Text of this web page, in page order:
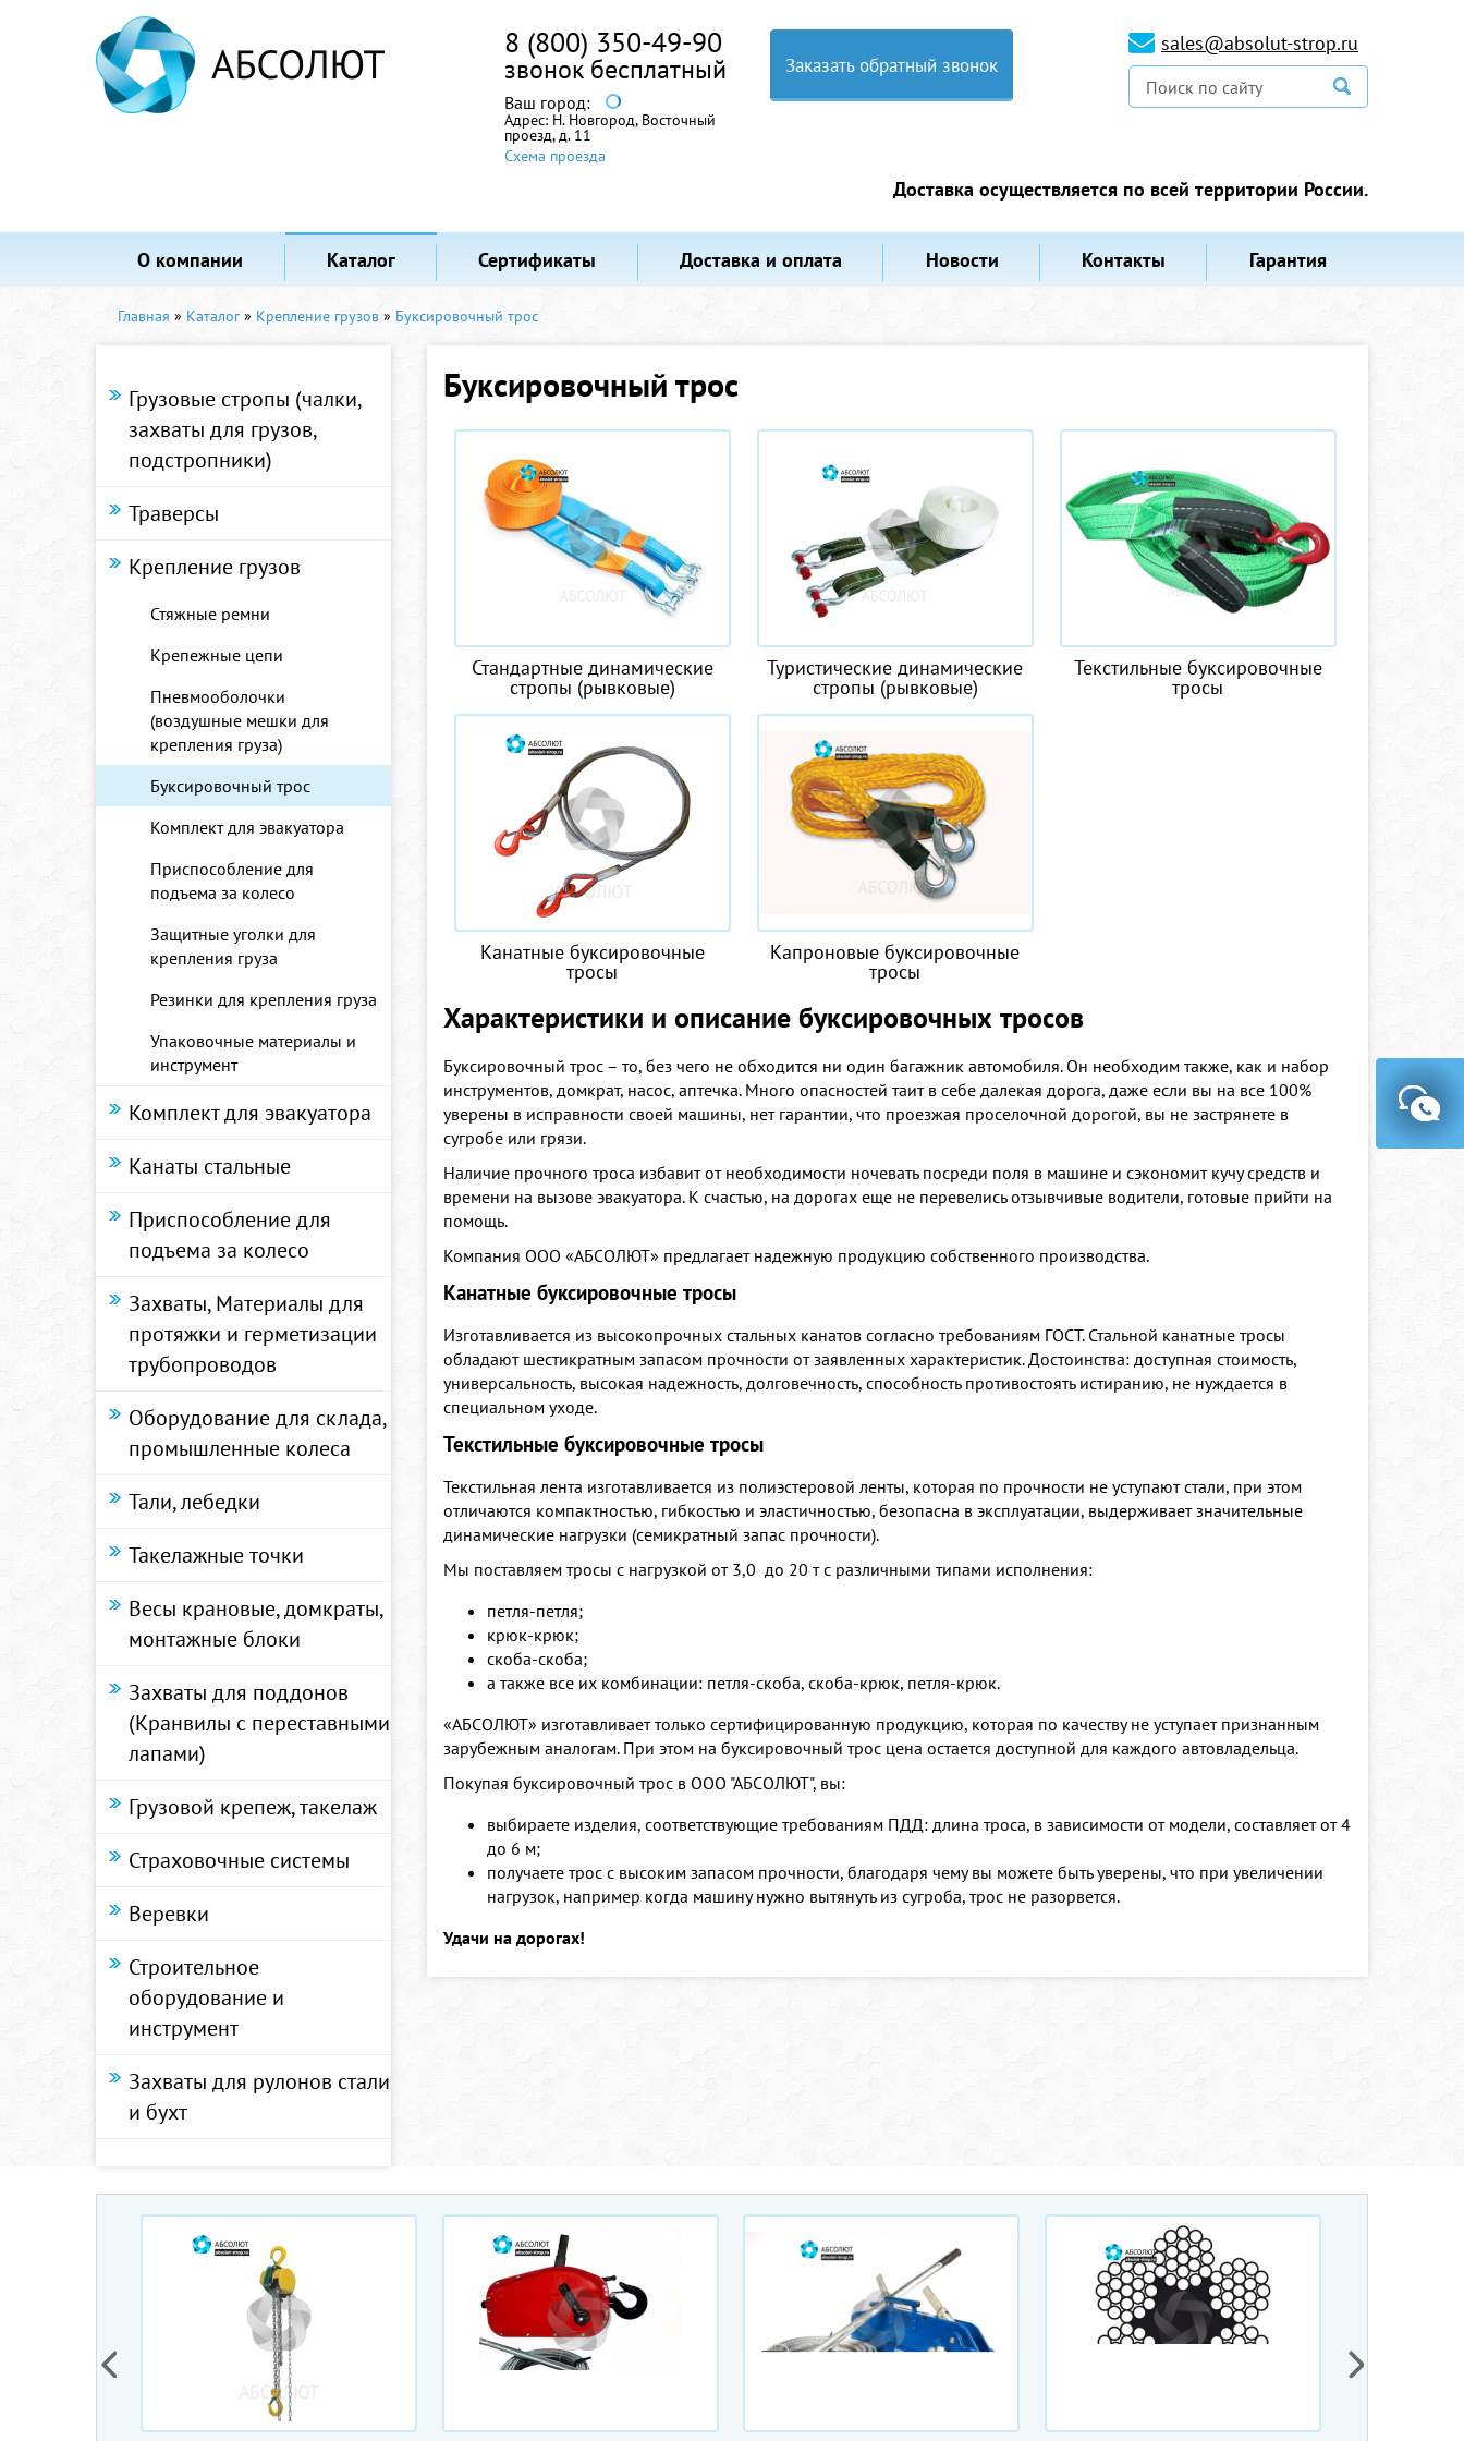
8 (800) 350-49-90
звонок бесплатный
Ваш город:
Адрес: Н. Новгород, Восточный
проезд, д. 11
Схема проезда
Заказать обратный звонок
sales@absolut-strop.ru
Доставка осуществляется по всей территории России.
О компании Каталог Сертификаты Доставка и оплата Новости Контакты Гарантия
Главная » Каталог» Крепление грузов » Буксировочный трос
Грузовые стропы (чалки,
захваты для грузов,
подстропники)
Траверсы
Крепление грузов
Стяжные ремни
Крепежные цепи
Пневмооболочки
(воздушные мешки для
крепления груза)
Буксировочный трос
Комплект для эвакуатора
Приспособление для
подъема за колесо
Защитные уголки для
крепления груза
Резинки для крепления груза
Упаковочные материалы и
инструмент
Комплект для эвакуатора
Канаты стальные
Приспособление для
подъема за колесо
Захваты, Материалы для
протяжки и герметизации
трубопроводов
Оборудование для склада,
промышленные колеса
Тали, лебедки
Такелажные точки
Весы крановые, домкраты,
монтажные блоки
Захваты для поддонов
(Кранвилы с переставными
лапами)
Грузовой крепеж, такелаж
Страховочные системы
Веревки
Строительное
оборудование и
инструмент
Захваты для рулонов стали
и бухт
Буксировочный трос
Стандартные динамические
стропы (рывковые)
Туристические динамические
стропы (рывковые)
Текстильные буксировочные
тросы
Канатные буксировочные
тросы
Капроновые буксировочные
тросы
Характеристики и описание буксировочных тросов
Буксировочный трос – то, без чего не обходится ни один багажник автомобиля. Он необходим также, как и набор
инструментов, домкрат, насос, аптечка. Много опасностей таит в себе далекая дорога, даже если вы на все 100%
уверены в исправности своей машины, нет гарантии, что проезжая проселочной дорогой, вы не застрянете в
сугробе или грязи.
Наличие прочного троса избавит от необходимости ночевать посреди поля в машине и сэкономит кучу средств и
времени на вызове эвакуатора. К счастью, на дорогах еще не перевелись отзывчивые водители, готовые прийти на
помощь.
Компания ООО «АБСОЛЮТ» предлагает надежную продукцию собственного производства.
Канатные буксировочные тросы
Изготавливается из высокопрочных стальных канатов согласно требованиям ГОСТ. Стальной канатные тросы
обладают шестикратным запасом прочности от заявленных характеристик. Достоинства: доступная стоимость,
универсальность, высокая надежность, долговечность, способность противостоять истиранию, не нуждается в
специальном уходе.
Текстильные буксировочные тросы
Текстильная лента изготавливается из полиэстеровой ленты, которая по прочности не уступают стали, при этом
отличаются компактностью, гибкостью и эластичностью, безопасна в эксплуатации, выдерживает значительные
динамические нагрузки (семикратный запас прочности).
Мы поставляем тросы с нагрузкой от 3,0 до 20 т с различными типами исполнения:
петля-петля;
крюк-крюк;
скоба-скоба;
а также все их комбинации: петля-скоба, скоба-крюк, петля-крюк.
«АБСОЛЮТ» изготавливает только сертифицированную продукцию, которая по качеству не уступает признанным
зарубежным аналогам. При этом на буксировочный трос цена остается доступной для каждого автовладельца.
Покупая буксировочный трос в ООО "АБСОЛЮТ", вы:
выбираете изделия, соответствующие требованиям ПДД: длина троса, в зависимости от модели, составляет от 4
до 6 м;
получаете трос с высоким запасом прочности, благодаря чему вы можете быть уверены, что при увеличении
нагрузок, например когда машину нужно вытянуть из сугроба, трос не разорвется.
Удачи на дорогах!